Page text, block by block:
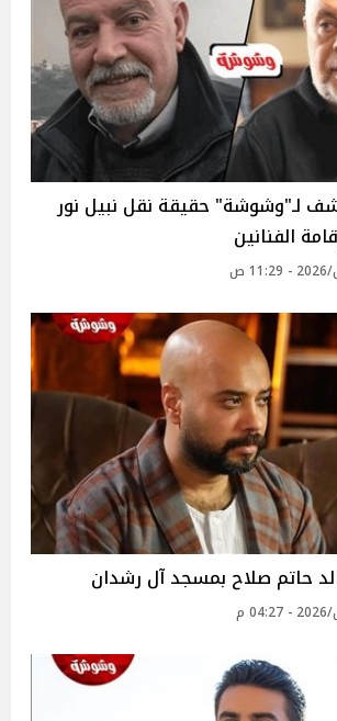
لـ"وشوشة" حقيقة نقل نبيل نور
الفنانين
حاتم صلاح بمسجد آل رشدان